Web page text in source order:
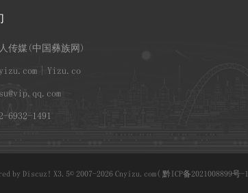
传媒(中国彝族网)
| Yizu.co
6932-1491
by Discuz! X3.5© 2007-2026 Cnyizu.com( 黔ICP备2021008899号-1